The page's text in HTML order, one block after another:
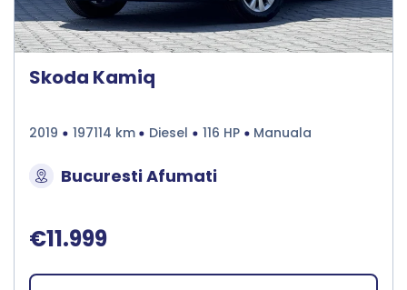
Skoda Kamiq
2019 197114 km Diesel 116 HP Manuala
Bucuresti Afumati
€11.999